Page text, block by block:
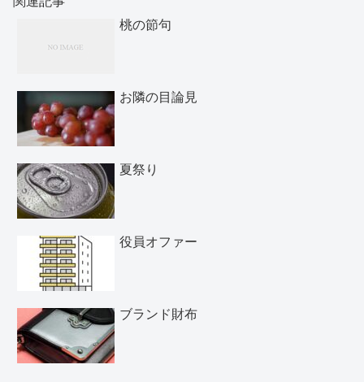
桃の節句
お隣の目論見
夏祭り
役員オファー
ブランド財布